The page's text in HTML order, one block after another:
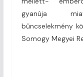
gyanúja
bűncselekmény
Somogy Megyei